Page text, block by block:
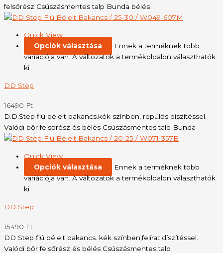
felsőrész Csúszásmentes talp Bunda bélés
Quick View
Opciók választása
Ennek a terméknek több
variációja van. A változatok a termékoldalon választhatók
ki
DD Step
16490 Ft
D.D.Step fiú bélelt bakancs.kék színben, repülős díszítéssel.
Valódi bőr felsőrész és bélés Csúszásmentes talp Bunda
Quick View
Opciók választása
Ennek a terméknek több
variációja van. A változatok a termékoldalon választhatók
ki
DD Step
15490 Ft
DD Step fiú bélelt bakancs. kék színben,felírat díszítéssel.
Valódi bőr felsőrész és bélés Csúszásmentes talp